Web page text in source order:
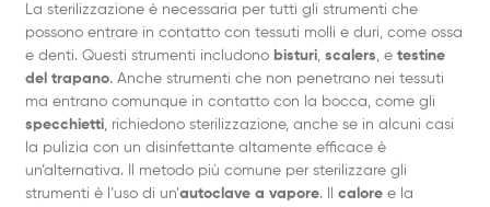
La sterilizzazione è necessaria per tutti gli strumenti che
possono entrare in contatto con tessuti molli e duri, come ossa
e denti. Questi strumenti includono bisturi ,scalers , etestine
del trapano. Anche strumenti che non penetrano nei tessuti
ma entrano comunque in contatto con la bocca, come gli
specchietti , richiedono sterilizzazione, anche se in alcuni casi
la pulizia con un disinfettante altamente efficace è
un’alternativa. Il metodo più comune per sterilizzare gli
strumenti è l’uso di un’autoclave a vapore. Ilcalore e la